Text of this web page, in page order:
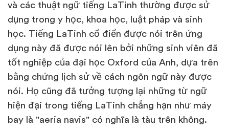
và các thuật ngữ tiếng LaTinh thường được sử
dụng trong y học, khoa học, luật pháp và sinh
học. Tiếng LaTinh cổ điển được nói trên ứng
dụng này đã được nói lên bởi những sinh viên đã
tốt nghiệp của đại học Oxford của Anh, dựa trên
bằng chứng lịch sử về cách ngôn ngữ này được
nói. Họ cũng đã tưởng tượng lại những từ ngữ
hiện đại trong tiếng LaTinh chẳng hạn như máy
bay là "aeria navis" có nghĩa là tàu trên không.